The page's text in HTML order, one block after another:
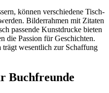
können verschiedene Tisch-
Bilderrahmen mit Zitaten
passende Kunstdrucke bieten
die Passion für Geschichten.
trägt wesentlich zur Schaffung
Buchfreunde